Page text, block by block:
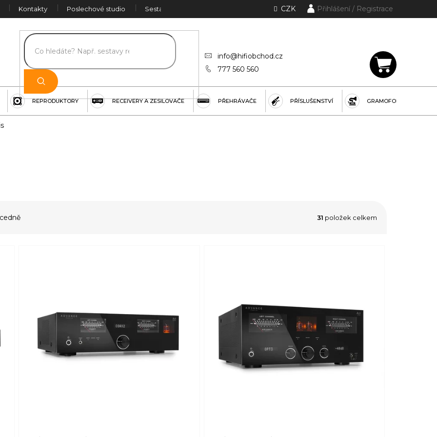
Kontakty Poslechové studio Sestava na míru CZK Přihlášení
info@hifiobchod.cz
777 560 560
NÁKUPNÍ
REPRODUKTORY RECEIVERY A ZESILOVAČE PŘEHRÁVAČE PŘÍSLUŠENSTVÍ GRAMOFONY
31 položek celkem